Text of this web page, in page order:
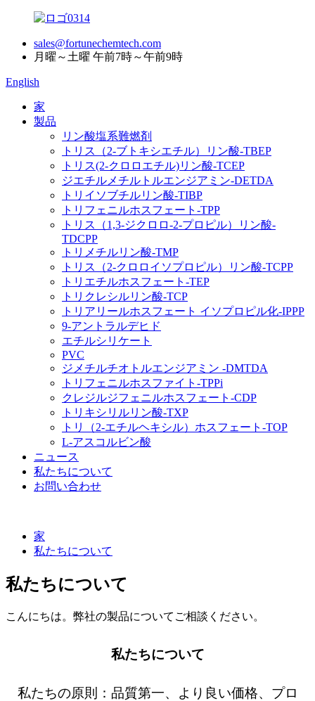
sales@fortunechemtech.com
月曜～土曜 午前7時～午前9時
English
家
製品
リン酸塩系難燃剤
トリス（2-ブトキシエチル）リン酸-TBEP
トリス(2-クロロエチル)リン酸-TCEP
ジエチルメチルトルエンジアミン-DETDA
トリイソブチルリン酸-TIBP
トリフェニルホスフェート-TPP
トリス（1,3-ジクロロ-2-プロピル）リン酸-
TDCPP
トリメチルリン酸-TMP
トリス（2-クロロイソプロピル）リン酸-TCPP
トリエチルホスフェート-TEP
トリクレシルリン酸-TCP
トリアリールホスフェート イソプロピル化-IPPP
9-アントラルデヒド
エチルシリケート
PVC
ジメチルチオトルエンジアミン -DMTDA
トリフェニルホスファイト-TPPi
クレジルジフェニルホスフェート-CDP
トリキシリルリン酸-TXP
トリ（2-エチルヘキシル）ホスフェート-TOP
L-アスコルビン酸
ニュース
私たちについて
お問い合わせ
家
私たちについて
私たちについて
こんにちは。弊社の製品についてご相談ください。
私たちについて
私たちの原則：品質第一、より良い価格、プロ